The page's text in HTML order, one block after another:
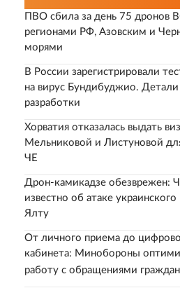
ПВО сбила за день 75 дронов
регионами РФ, Азовским и
морями
В России зарегистрировали
на вирус Бундибуджио. Детали
разработки
Хорватия отказалась выдать
Мельниковой и Листуновой
ЧЕ
Дрон-камикадзе обезврежен:
известно об атаке
Ялту
От личного приема до
кабинета: Минобороны
работу с обращениями граждан